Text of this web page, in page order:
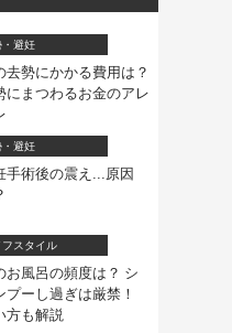
・避妊
去勢にかかる費用は？
にまつわるお金のアレ
・避妊
手術後の震え...原因
フスタイル
お風呂の頻度は？ シ
プーし過ぎは厳禁！
方も解説